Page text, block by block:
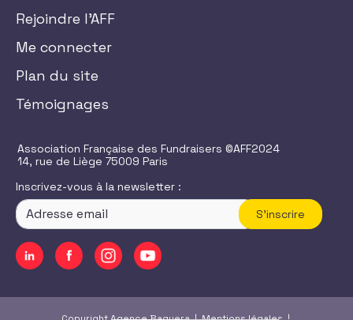
Rejoindre l'AFF
Me connecter
Plan du site
Témoignages
Association Française des Fundraisers ©AFF2024
14, rue de Liège 75009 Paris
Inscrivez-vous à la newsletter :
S'inscrire